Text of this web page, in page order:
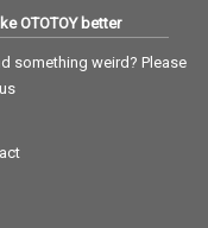
OTOTOY better
something weird? Please